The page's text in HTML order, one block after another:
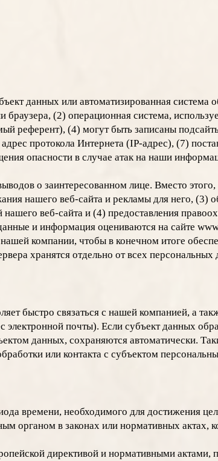
данных или автоматизированная система
(2) операционная система,
референт), (4) могут быть записаны
протокола Интернета (IP-адрес), (7)
опасности в случае атак на наши
о заинтересованном лице. Вместо
нашего веб-сайта и рекламы для него, (3)
веб-сайта и (4) предоставления
и информация оцениваются на сайте
компании, чтобы в конечном итоге
хранятся отдельно от всех персональных
быстро связаться с нашей компанией, а
электронной почты). Если субъект данных
данных, сохраняются автоматически.
или контакта с субъектом
времени, необходимого для достижения
органом в законах или нормативных актах,
директивой и нормативными